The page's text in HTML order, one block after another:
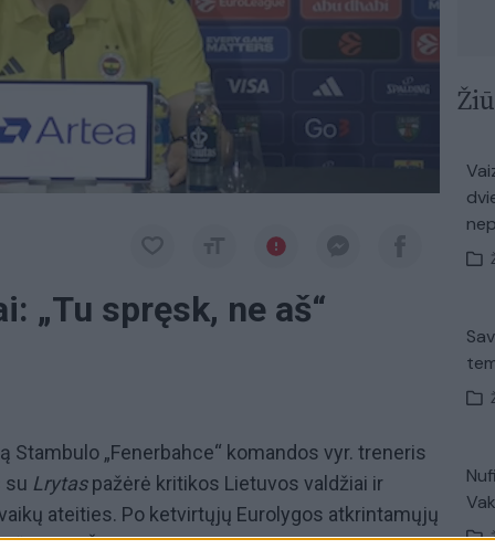
„Tu spręsk, ne aš“
Stambulo „Fenerbahce“ komandos vyr. treneris
su Lrytaspažėrė kritikos Lietuvos valdžiai ir
ateities. Po ketvirtųjų Eurolygos atkrintamųjų
Lrytas Šaro paklausė apie tokią valdžios